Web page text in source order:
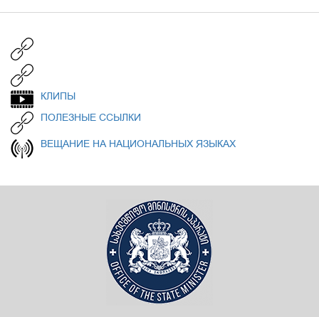
КЛИПЫ
ПОЛЕЗНЫЕ ССЫЛКИ
ВЕЩАНИЕ НА НАЦИОНАЛЬНЫХ ЯЗЫКАХ